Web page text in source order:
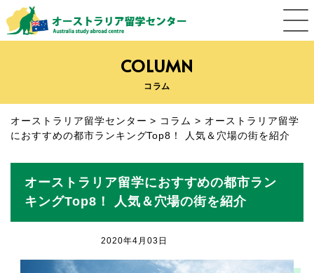
COLUMN
コラム
オーストラリア留学センター > コラム > オーストラリア留学
におすすめの都市ランキングTop8！ 人気＆穴場の街を紹介
オーストラリア留学におすすめの都市ラン
キングTop8！ 人気＆穴場の街を紹介
2020年4月03日